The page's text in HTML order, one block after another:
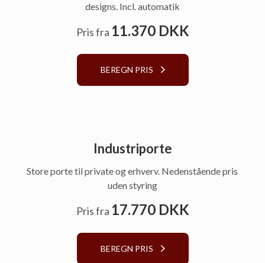
designs. Incl. automatik
Pris fra 11.370 DKK
BEREGN PRIS
Industriporte
Store porte til private og erhverv. Nedenstående pris
uden styring
Pris fra 17.770 DKK
BEREGN PRIS